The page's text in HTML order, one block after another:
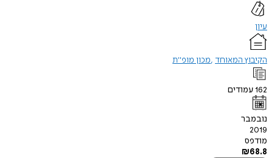
עיון
הקיבוץ המאוחד מכון מופ"ת
162עמודים
נובמבר
2019
מודפס
₪68.8